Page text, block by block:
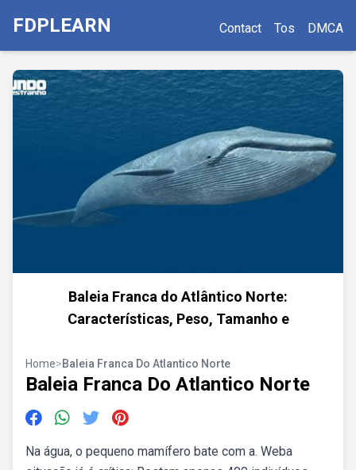
FDPLEARN Contact Tos DMCA
Baleia Franca do Atlântico Norte:
Características, Peso, Tamanho e
Home>Baleia Franca Do Atlantico Norte
Baleia Franca Do Atlantico Norte
Na água, o pequeno mamífero bate com a. Weba